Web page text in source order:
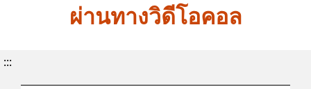
ผ่านทางวิดีโอคอล
:::